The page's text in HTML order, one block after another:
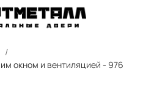
окном и вентиляцией - 976